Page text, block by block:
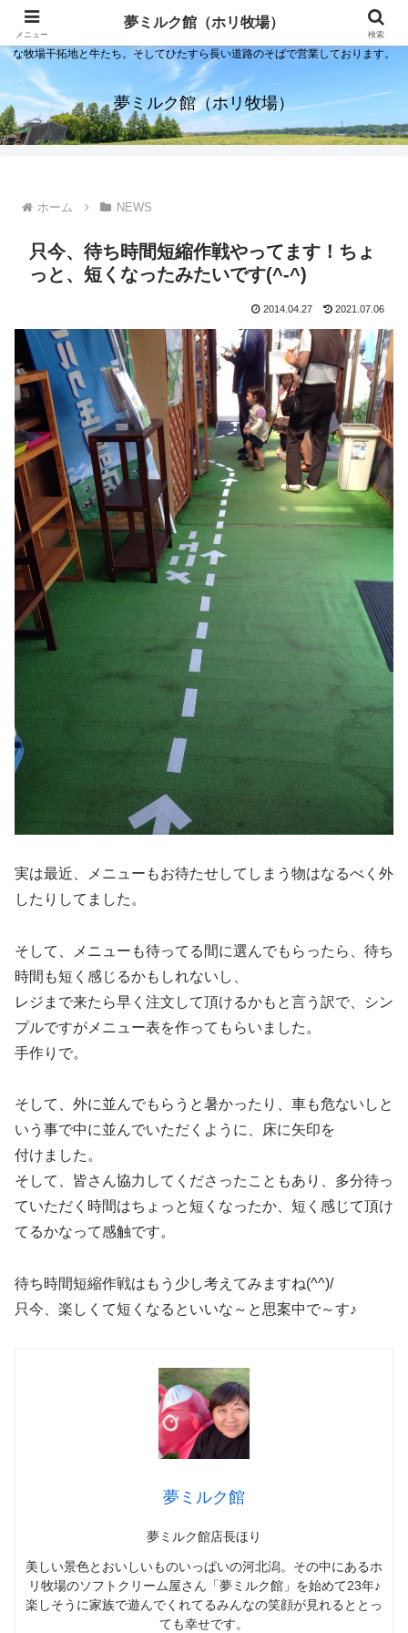
夢ミルク館！それは石川の金沢の隣にある内灘町にあるソフトクリーム屋で
す。日本海のすぐそばで展開する当店は、まるで小京都ならぬ小北海道のよう
な牧場干拓地と牛たち。そしてひたすら長い道路のそばで営業しております。
夢ミルク館（ホリ牧場）
ホーム NEWS
只今、待ち時間短縮作戦やってます！ちょ
っと、短くなったみたいです(^-^)
2014.04.27 2021.07.06
実は最近、メニューもお待たせしてしまう物はなるべく外
したりしてました。
そして、メニューも待ってる間に選んでもらったら、待ち
時間も短く感じるかもしれないし、
レジまで来たら早く注文して頂けるかもと言う訳で、シン
プルですがメニュー表を作ってもらいました。
手作りで。
そして、外に並んでもらうと暑かったり、車も危ないしと
いう事で中に並んでいただくように、床に矢印を
付けました。
そして、皆さん協力してくださったこともあり、多分待っ
ていただく時間はちょっと短くなったか、短く感じて頂け
てるかなって感触です。
待ち時間短縮作戦はもう少し考えてみますね(^^)/
只今、楽しくて短くなるといいな～と思案中で～す♪
夢ミルク館
夢ミルク館店長ほり
美しい景色とおいしいものいっぱいの河北潟。その中にあるホ
リ牧場のソフトクリーム屋さん「夢ミルク館」を始めて23年♪
楽しそうに家族で遊んでくれてるみんなの笑顔が見れるととっ
ても幸せです。
メニュー
夢ミルク館（ホリ牧場）
検索